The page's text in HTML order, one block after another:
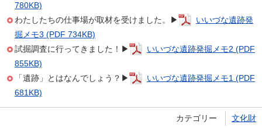
780KB)
わたしたちの仕事場が取材を受けました。▶
いいづな遺跡発
掘メモ3 (PDF 734KB)
試掘調査に行ってきました！▶
いいづな遺跡発掘メモ2 (PDF
855KB)
「遺跡」とはなんでしょう？▶
いいづな遺跡発掘メモ1 (PDF
681KB)
カテゴリー 文化財